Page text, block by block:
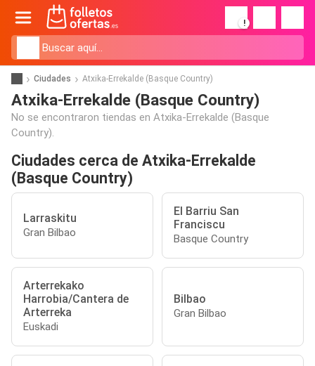
!
Ciudades Atxika-Errekalde (Basque Country)
Atxika-Errekalde (Basque Country)
No se encontraron tiendas en Atxika-Errekalde (Basque
Country).
Ciudades cerca de Atxika-Errekalde
(Basque Country)
Larraskitu
Gran Bilbao
El Barriu San
Franciscu
Basque Country
Arterrekako
Harrobia/Cantera de
Arterreka
Euskadi
Bilbao
Gran Bilbao